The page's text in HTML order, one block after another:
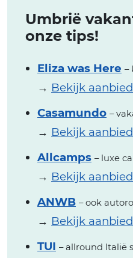
Umbrië
onze tips!
Eliza was Here –
→ Bekijk
Casamundo –
→ Bekijk
Allcamps – luxe
→ Bekijk
ANWB – ook
→ Bekijk
TUI – allround Italië